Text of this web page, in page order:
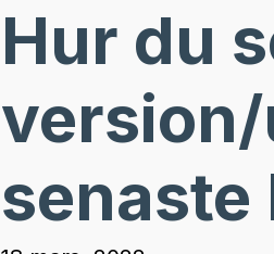
Hur du
senaste